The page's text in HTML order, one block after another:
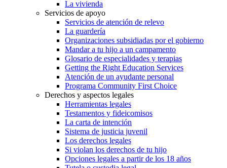
La vivienda
Servicios de apoyo
Servicios de atención de relevo
La guardería
Organizaciones subsidiadas por el gobierno
Mandar a tu hijo a un campamento
Glosario de especialidades y terapias
Getting the Right Education Services
Atención de un ayudante personal
Programa Community First Choice
Derechos y aspectos legales
Herramientas legales
Testamentos y fideicomisos
La carta de intención
Sistema de justicia juvenil
Los derechos legales
Si violan los derechos de tu hijo
Opciones legales a partir de los 18 años